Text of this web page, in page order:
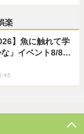
楽
】魚に触れて学
な」イベント8/8…